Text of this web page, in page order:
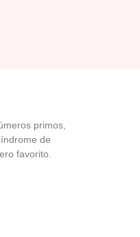
primos,
de
favorito.